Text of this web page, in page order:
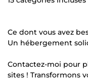
Ce dont vous avez
Un hébergement
Contactez-moi pour
sites ! Transformons